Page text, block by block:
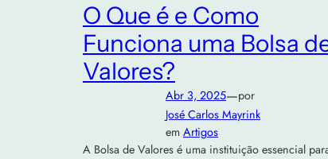
O Que é e Como
Funciona uma Bolsa
Valores?
Abr 3, 2025—por
José Carlos Mayrink
em Artigos
A Bolsa de Valores é uma instituição essencial